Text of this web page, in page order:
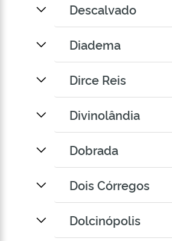
Descalvado
Diadema
Dirce Reis
Divinolândia
Dobrada
Dois Córregos
Dolcinópolis